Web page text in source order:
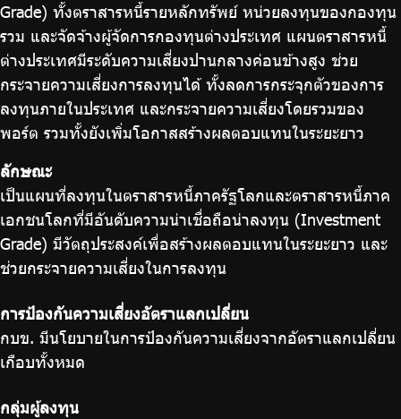
Grade) ทั้งตราสารหนี้รายหลักทรัพย์ หน่วยลงทุนของกองทุน
รวม และจัดจ้างผู้จัดการกองทุนต่างประเทศ แผนตราสารหนี้
ต่างประเทศมีระดับความเสี่ยงปานกลางค่อนข้างสูง ช่วย
กระจายความเสี่ยงการลงทุนได้ ทั้งลดการกระจุกตัวของการ
ลงทุนภายในประเทศ และกระจายความเสี่ยงโดยรวมของ
พอร์ต รวมทั้งยังเพิ่มโอกาสสร้างผลตอบแทนในระยะยาว
ลักษณะ
เป็นแผนที่ลงทุนในตราสารหนี้ภาครัฐโลกและตราสารหนี้ภาค
เอกชนโลกที่มีอันดับความน่าเชื่อถือน่าลงทุน (Investment
Grade) มีวัตถุประสงค์เพื่อสร้างผลตอบแทนในระยะยาว และ
ช่วยกระจายความเสี่ยงในการลงทุน
การป้องกันความเสี่ยงอัตราแลกเปลี่ยน
กบข. มีนโยบายในการป้องกันความเสี่ยงจากอัตราแลกเปลี่ยน
เกือบทั้งหมด
กลุ่มผู้ลงทุน